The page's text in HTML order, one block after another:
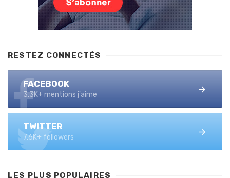
RESTEZ CONNECTÉS
FACEBOOK
3.3K+ mentions j'aime
TWITTER
7.6K+ followers
LES PLUS POPULAIRES